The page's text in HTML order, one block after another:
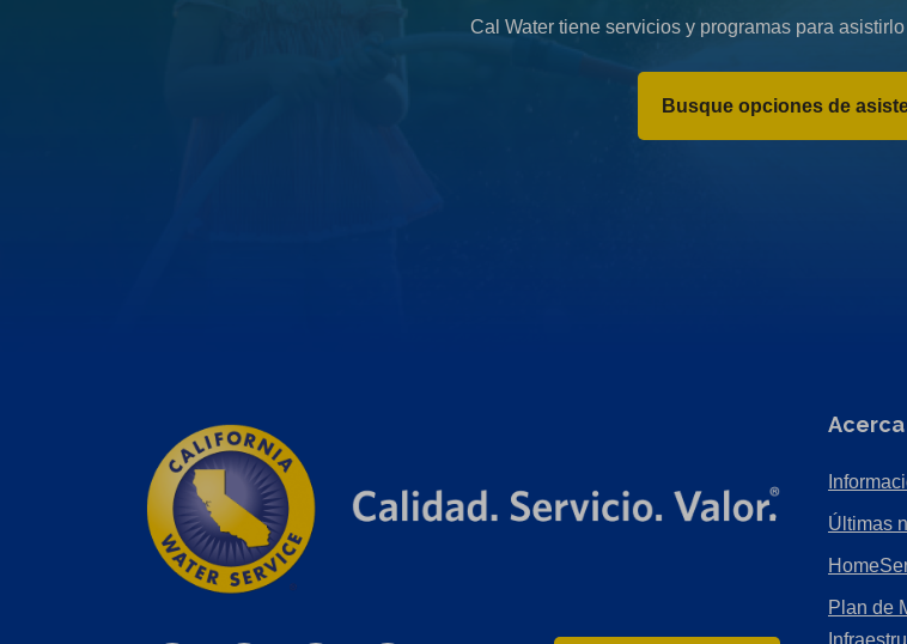
Cal Water tiene servicios y programas para
Busque opciones de
Últimas
Plan de